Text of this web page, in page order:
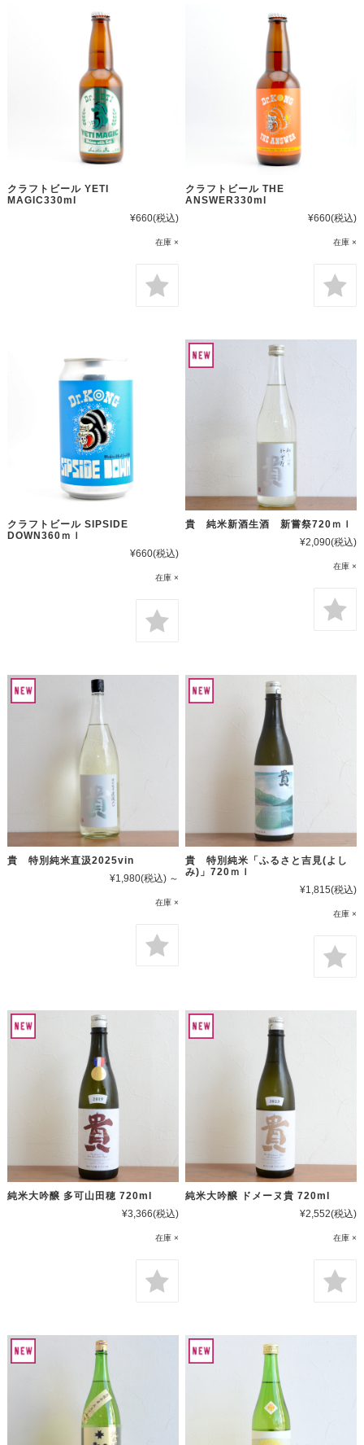
クラフトビール YETI
MAGIC330ml
¥660(税込)
在庫 ×
クラフトビール THE
ANSWER330ml
¥660(税込)
在庫 ×
クラフトビール SIPSIDE
DOWN360ｍｌ
¥660(税込)
在庫 ×
貴 純米新酒生酒 新嘗祭720ｍｌ
¥2,090(税込)
在庫 ×
貴 特別純米直汲2025vin
¥1,980(税込) ～
在庫 ×
貴 特別純米「ふるさと吉見(よし
み)」720ｍｌ
¥1,815(税込)
在庫 ×
純米大吟醸 多可山田穂 720ml
¥3,366(税込)
在庫 ×
純米大吟醸 ドメーヌ貴 720ml
¥2,552(税込)
在庫 ×